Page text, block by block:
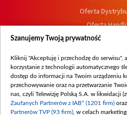
Oferta
Oferta
Dostępność
Procedura zgłoszeń
Szanujemy Twoją prywatność
Kliknij "Akceptuję i przechodzę do serwisu",
korzystanie z technologii automatycznego
dostęp do informacji na Twoim urządzeniu
przechowywanie oraz na przetwarzanie
nas, czyli Telewizję Polską S.A. w likwidacji
Zaufanych Partnerów z IAB* (1201 firm)
Partnerów TVP (93 firm) , w celach